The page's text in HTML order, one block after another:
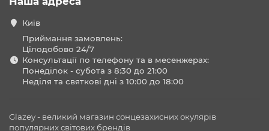
Київ
Приймання замовлень:
Цілодобово 24/7
Консультації по телефону та в месенжерах:
Понеділок - субота з 8:30 до 21:00
Неділя та святкові дні з 10:00 до 18:00
Glazey - великий магазин сонцезахисних окулярів
популярних світових брендів